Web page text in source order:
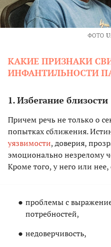
ФОТО
КАКИЕ ПРИЗНАКИ
ИНФАНТИЛЬНОСТИ
1. Избегание близости
Причем речь не только о
попытках сближения.
уязвимости, доверия,
эмоционально незрелому
Кроме того, у него или нее,
проблемы с
потребностей,
недоверчивость,